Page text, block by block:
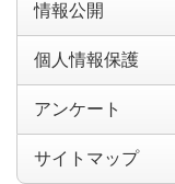
情報公開
個人情報保護
アンケート
サイトマップ